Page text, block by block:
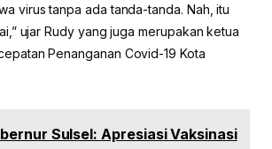
virus tanpa ada tanda-tanda. Nah, itu
ujar Rudy yang juga merupakan ketua
Penanganan Covid-19 Kota
Sulsel: Apresiasi Vaksinasi